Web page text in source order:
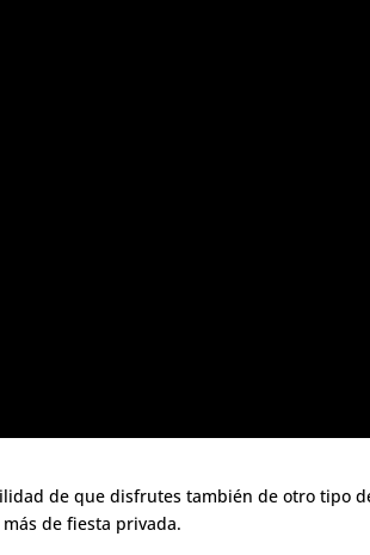
de que disfrutes también de otro tipo
de fiesta privada.